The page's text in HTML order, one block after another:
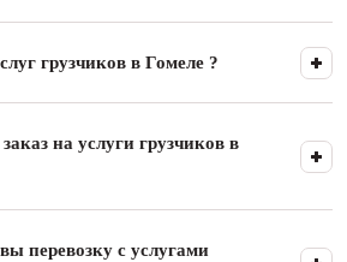
грузчиков в Гомеле ?
на услуги грузчиков в
перевозку с услугами